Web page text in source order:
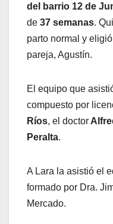
del barrio 12 de
de 37 semanas.
parto normal y
pareja, Agustín.
El equipo que
compuesto por
Ríos, el doctor
Peralta.
A Lara la asistió el
formado por Dra.
Mercado.